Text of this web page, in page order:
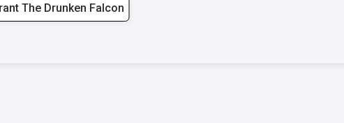
The Drunken Falcon